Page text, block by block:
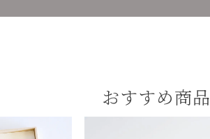
おすすめ商品